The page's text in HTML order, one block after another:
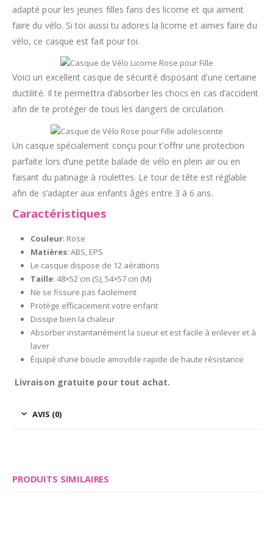
adapté pour les jeunes filles fans des licorne et qui aiment
faire du vélo. Si toi aussi tu adores la licorne et aimes faire du
vélo, ce casque est fait pour toi.
Voici un excellent casque de sécurité disposant d’une certaine
ductilité. Il te permettra d’absorber les chocs en cas d’accident
afin de te protéger de tous les dangers de circulation.
Un casque spécialement conçu pour t’offrir une protection
parfaite lors d’une petite balade de vélo en plein air ou en
faisant du patinage à roulettes. Le tour de tête est réglable
afin de s’adapter aux enfants âgés entre 3 à 6 ans.
Caractéristiques
Couleur: Rose
Matières: ABS, EPS
Le casque dispose de 12 aérations
Taille: 48×52 cm (S), 54×57 cm (M)
Ne se fissure pas facilement
Protège efficacement votre enfant
Dissipe bien la chaleur
Absorber instantanément la sueur et est facile à enlever et à
laver
Équipé d’une boucle amovible rapide de haute résistance
Livraison gratuite pour tout achat.
AVIS (0)
PRODUITS SIMILAIRES